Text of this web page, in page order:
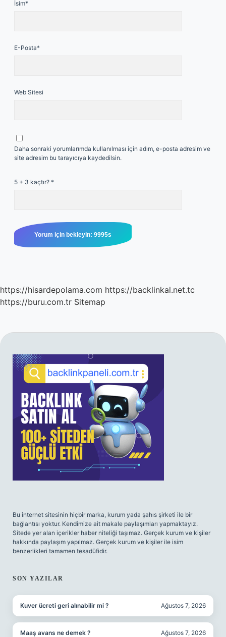
İsim*
E-Posta*
Web Sitesi
Daha sonraki yorumlarımda kullanılması için adım, e-posta adresim ve
site adresim bu tarayıcıya kaydedilsin.
5 + 3 kaçtır? *
https://hisardepolama.com https://backlinkal.net.tc
https://buru.com.tr Sitemap
SIDEBAR
Bu internet sitesinin hiçbir marka, kurum yada şahıs şirketi ile bir
bağlantısı yoktur. Kendimize ait makale paylaşımları yapmaktayız.
Sitede yer alan içerikler haber niteliği taşımaz. Gerçek kurum ve kişiler
hakkında paylaşım yapılmaz. Gerçek kurum ve kişiler ile isim
benzerlikleri tamamen tesadüfidir.
SON YAZILAR
Kuver ücreti geri alınabilir mi ? Ağustos 7, 2026
Maaş avans ne demek ? Ağustos 7, 2026